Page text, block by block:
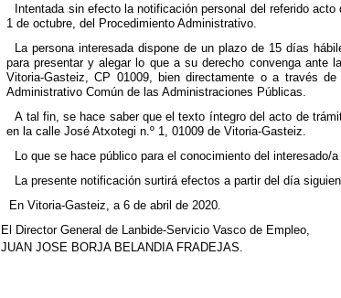
Intentada sin efecto la notificación personal del referido
1 de octubre, del Procedimiento Administrativo.
La persona interesada dispone de un plazo de 15 días
para presentar y alegar lo que a su derecho convenga ante
Vitoria-Gasteiz, CP 01009, bien directamente o a través
Administrativo Común de las Administraciones Públicas.
A tal fin, se hace saber que el texto íntegro del acto de
en la calle José Atxotegi n.º 1, 01009 de Vitoria-Gasteiz.
Lo que se hace público para el conocimiento del
La presente notificación surtirá efectos a partir del día
En Vitoria-Gasteiz, a 6 de abril de 2020.
El Director General de Lanbide-Servicio Vasco de Empleo,
JUAN JOSE BORJA BELANDIA FRADEJAS.